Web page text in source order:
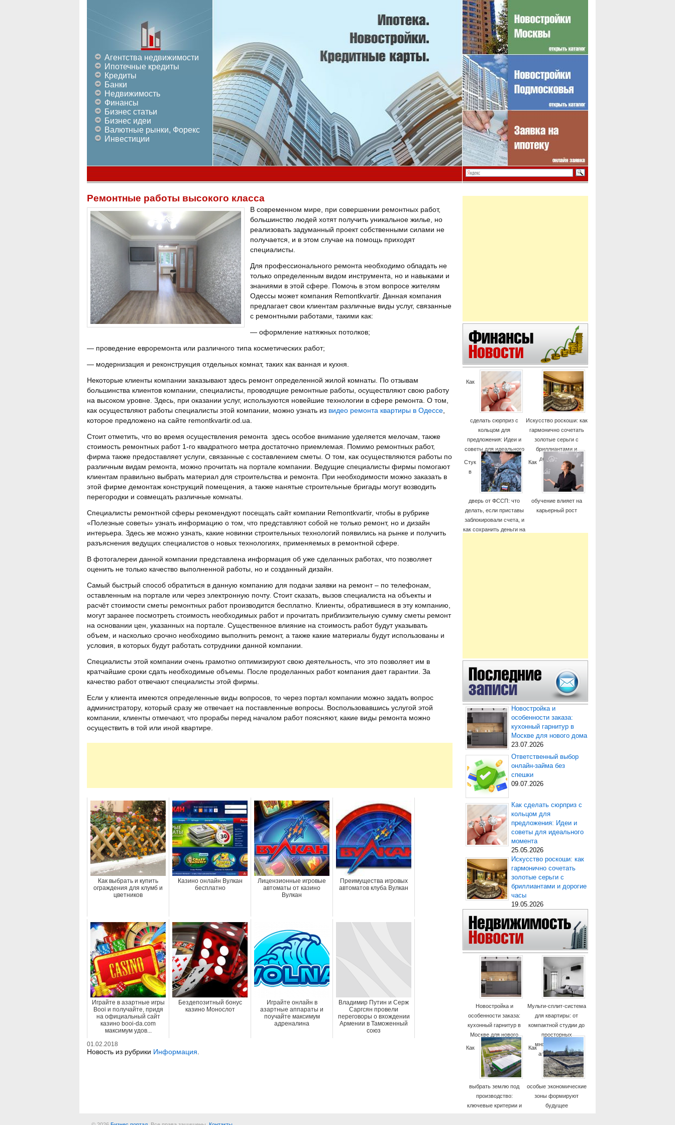
Агентства недвижимости
Ипотечные кредиты
Кредиты
Банки
Недвижимость
Финансы
Бизнес статьи
Бизнес идеи
Валютные рынки, Форекс
Инвестиции
Ремонтные работы высокого класса
В современном мире, при совершении ремонтных работ,
большинство людей хотят получить уникальное жилье, но
реализовать задуманный проект собственными силами не
получается, и в этом случае на помощь приходят
специалисты.
Для профессионального ремонта необходимо обладать не
только определенным видом инструмента, но и навыками и
знаниями в этой сфере. Помочь в этом вопросе жителям
Одессы может компания Remontkvartir. Данная компания
предлагает свои клиентам различные виды услуг, связанные
с ремонтными работами, такими как:
— оформление натяжных потолков;
— проведение евроремонта или различного типа косметических работ;
— модернизация и реконструкция отдельных комнат, таких как ванная и кухня.
Некоторые клиенты компании заказывают здесь ремонт определенной жилой комнаты. По отзывам
большинства клиентов компании, специалисты, проводящие ремонтные работы, осуществляют свою работу
на высоком уровне. Здесь, при оказании услуг, используются новейшие технологии в сфере ремонта. О том,
как осуществляют работы специалисты этой компании, можно узнать из видео ремонта квартиры в Одессе
которое предложено на сайте remontkvartir.od.ua.
Стоит отметить, что во время осуществления ремонта здесь особое внимание уделяется мелочам, также
стоимость ремонтных работ 1-го квадратного метра достаточно приемлемая. Помимо ремонтных работ,
фирма также предоставляет услуги, связанные с составлением сметы. О том, как осуществляются работы по
различным видам ремонта, можно прочитать на портале компании. Ведущие специалисты фирмы помогают
клиентам правильно выбрать материал для строительства и ремонта. При необходимости можно заказать в
этой фирме демонтаж конструкций помещения, а также нанятые строительные бригады могут возводить
перегородки и совмещать различные комнаты.
Специалисты ремонтной сферы рекомендуют посещать сайт компании Remontkvartir, чтобы в рубрике
«Полезные советы» узнать информацию о том, что представляют собой не только ремонт, но и дизайн
интерьера. Здесь же можно узнать, какие новинки строительных технологий появились на рынке и получить
разъяснения ведущих специалистов о новых технологиях, применяемых в ремонтной сфере.
В фотогалереи данной компании представлена информация об уже сделанных работах, что позволяет
оценить не только качество выполненной работы, но и созданный дизайн.
Самый быстрый способ обратиться в данную компанию для подачи заявки на ремонт – по телефонам,
оставленным на портале или через электронную почту. Стоит сказать, вызов специалиста на объекты и
расчёт стоимости сметы ремонтных работ производится бесплатно. Клиенты, обратившиеся в эту компанию,
могут заранее посмотреть стоимость необходимых работ и прочитать приблизительную сумму сметы ремонт
на основании цен, указанных на портале. Существенное влияние на стоимость работ будут указывать
объем, и насколько срочно необходимо выполнить ремонт, а также какие материалы будут использованы и
условия, в которых будут работать сотрудники данной компании.
Специалисты этой компании очень грамотно оптимизируют свою деятельность, что это позволяет им в
кратчайшие сроки сдать необходимые объемы. После проделанных работ компания дает гарантии. За
качество работ отвечают специалисты этой фирмы.
Если у клиента имеются определенные виды вопросов, то через портал компании можно задать вопрос
администратору, который сразу же отвечает на поставленные вопросы. Воспользовавшись услугой этой
компании, клиенты отмечают, что прорабы перед началом работ поясняют, какие виды ремонта можно
осуществить в той или иной квартире.
Как выбрать и купить
ограждения для клумб и
цветников
Казино онлайн Вулкан
бесплатно
Лицензионные игровые
автоматы от казино
Вулкан
Преимущества игровых
автоматов клуба Вулкан
Играйте в азартные игры
Booi и получайте, придя
на официальный сайт
казино booi-da.com
максимум удов...
Бездепозитный бонус
казино Монослот
Играйте онлайн в
азартные аппараты и
поучайте максимум
адреналина
Владимир Путин и Серж
Саргсян провели
переговоры о вхождении
Армении в Таможенный
союз
01.02.2018
Новость из рубрики Информация
Как
сделать сюрприз с
кольцом для
предложения: Идеи и
советы для идеального
момента
Искусство роскоши: как
гармонично сочетать
золотые серьги с
бриллиантами и
дорогие часы
Стук
в
дверь от ФССП: что
делать, если приставы
заблокировали счета, и
как сохранить деньги на
Как
обучение влияет на
карьерный рост
Новостройка и
особенности заказа:
кухонный гарнитур в
Москве для нового дома
23.07.2026
Ответственный выбор
онлайн-займа без
спешки
09.07.2026
Как сделать сюрприз с
кольцом для
предложения: Идеи и
советы для идеального
момента
25.05.2026
Искусство роскоши: как
гармонично сочетать
золотые серьги с
бриллиантами и дорогие
часы
19.05.2026
Новостройка и
особенности заказа:
кухонный гарнитур в
Москве для нового
дома
Мульти-сплит-система
для квартиры: от
компактной студии до
просторных
многокомнатных
апартаментов
Как
выбрать землю под
производство:
ключевые критерии и
Как
особые экономические
зоны формируют
будущее